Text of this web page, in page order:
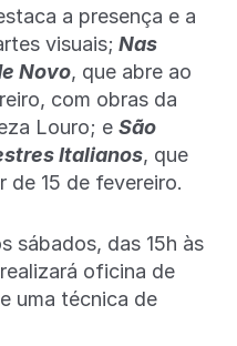
a presença e a
visuais; Nas
Novo, que abre ao
com obras da
Louro; e São
Italianos, que
de 15 de fevereiro.
sábados, das 15h às
oficina de
uma técnica de